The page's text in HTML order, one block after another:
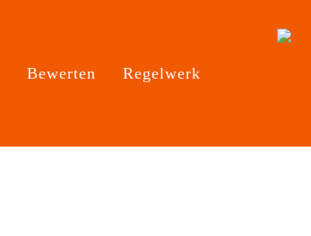
Bewerten Regelwerk